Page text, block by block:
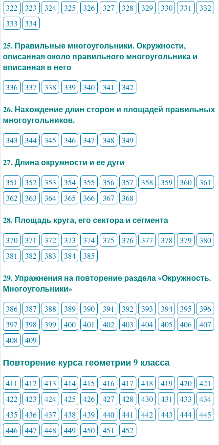
322 323 324 325 326 327 328 329 330 331
332
333
334
25. Правильные многоугольники. Окружности,
описанная около правильного многоугольника и
вписанная в него
336 337 338 339 340 341 342
26. Нахождение длин сторон и площадей правильных
многоугольников.
343 344 345 346 347 348 349
27. Длина окружности и ее дуги
351 352 353 354 355 356 357 358 359 360
361
362
363 364 365 366 367 368
28. Площадь круга, его сектора и сегмента
370 371 372 373 374 375 376 377 378 379
380
381
382 383 384 385
29. Упражнения на повторение раздела «Окружность.
Многоугольники»
386 387 388 389 390 391 392 393 394 395
396
397
398 399 400 401 402 403 404 405 406
407
408
409
Повторение курса геометрии 9 класса
411 412 413 414 415 416 417 418 419 420
421
422
423 424 425 426 427 428 430 431 433
434
435
436 437 438 439 440 441 442 443 444
445
446
447 448 449 450 451 452